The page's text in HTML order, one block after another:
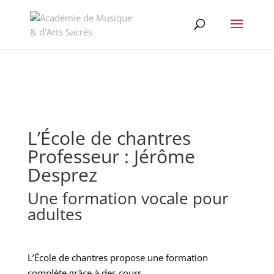
L’École de chantres
Professeur : Jérôme
Desprez
Une formation vocale pour
adultes
L’École de chantres propose une formation